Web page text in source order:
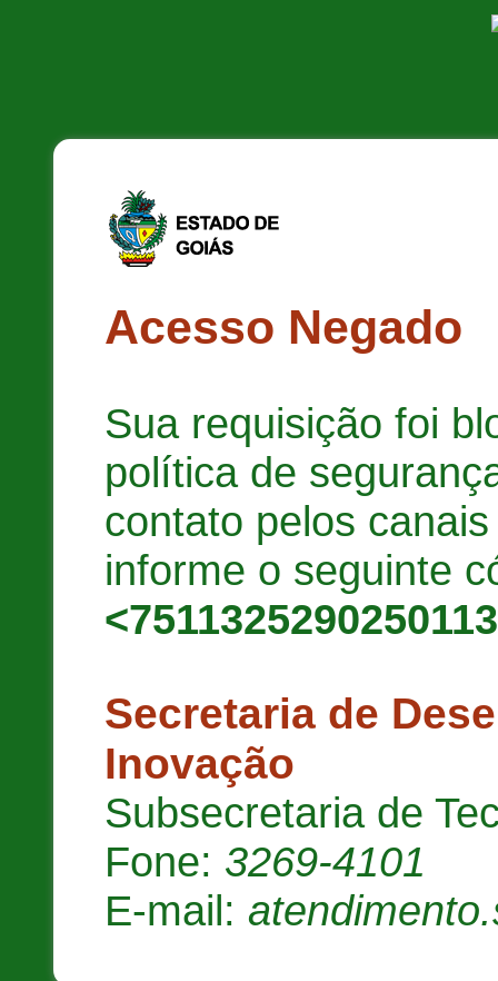
Acesso Negado
Sua requisição foi
política de
contato pelos
informe o seguinte
Secretaria de
Inovação
Subsecretaria de
Fone: 3269-4101
E-mail: